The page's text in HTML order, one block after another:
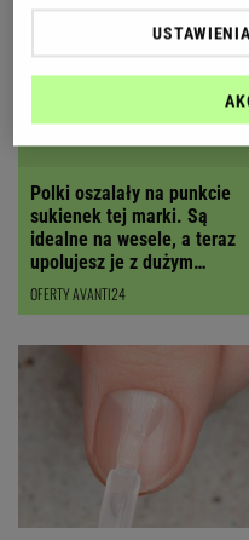
upolujesz je z dużym
RABATEM
OFERTY AVANTI24
"To prawdziwy ratunek dla